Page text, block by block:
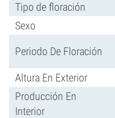
Tipo de floración
Sexo
Periodo De Floración
Altura En Exterior
Producción En
Interior